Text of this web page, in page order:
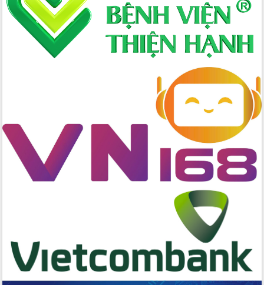
Đắk Lắk phát động hưởng ứng Ngày
Quyền của người tiêu dùng Việt Nam
2026
Đẩy mạnh cải cách hành chính, quyết
tâm đạt được mục tiêu tăng trưởng
Huy giữ chức Bí thư Đảng ủy Ủy Ban
Nhân dân tỉnh
Bệnh án điện tử thúc đẩy chuyển đổi
số y tế tại Đắk Lắk
Chuyển đổi số thư viện: Mở rộng
Friendship Meeting New Year 2026”
Bầu cử Quốc hội và HĐND: Cử tri Đắk
Lắk gửi gắm niềm tin, kỳ vọng vào lá